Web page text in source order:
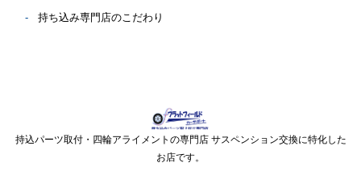
持ち込み専門店のこだわり
持込パーツ取付・四輪アライメントの専門店 サスペンション交換に特化した
お店です。